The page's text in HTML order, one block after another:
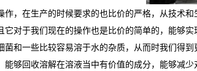
作，在生产的时候要求的也比价的严格，从技术
对于我们现在的操作也是比价的简单的，能够
和一些比较容易溶于水的杂质，从而时我们得
够回收溶解在溶液当中有价值的成分，能够减少